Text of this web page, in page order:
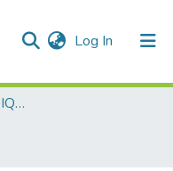
Log In (current)
Repositório Institucional IQSC